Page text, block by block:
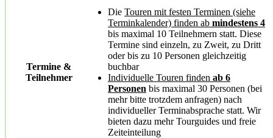
Termine &
Teilnehmer
Die Touren mit festen Terminen (siehe
Terminkalender) finden ab mindestens 4
bis maximal 10 Teilnehmern statt. Diese
Termine sind einzeln, zu Zweit, zu Dritt
oder bis zu 10 Personen gleichzeitig
buchbar
Individuelle Touren finden ab 6
Personen bis maximal 30 Personen (bei
mehr bitte trotzdem anfragen) nach
individueller Terminabsprache statt. Wir
bieten dazu mehr Tourguides und freie
Zeiteinteilung